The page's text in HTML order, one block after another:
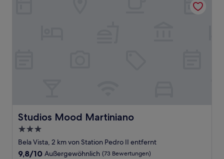
Studios Mood Martiniano
Studios Mood Martiniano
3.0-
Sterne-
Unterkunft
Bela Vista, 2 km von Station Pedro II entfernt
9.8
9,8/10 Außergewöhnlich (73 Bewertungen)